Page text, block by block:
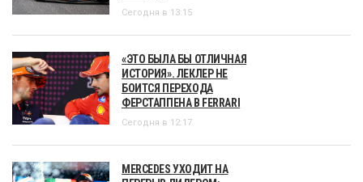
Сегодня в 13:15
«ЭТО БЫЛА БЫ ОТЛИЧНАЯ
ИСТОРИЯ». ЛЕКЛЕР НЕ
БОИТСЯ ПЕРЕХОДА
ФЕРСТАППЕНА В FERRARI
Сегодня в 12:17
MERCEDES УХОДИТ НА